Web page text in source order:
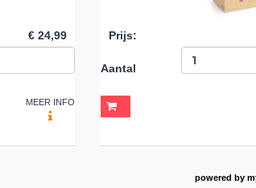
€ 24,99
MEER INFO
Prijs:
Aantal
powered by